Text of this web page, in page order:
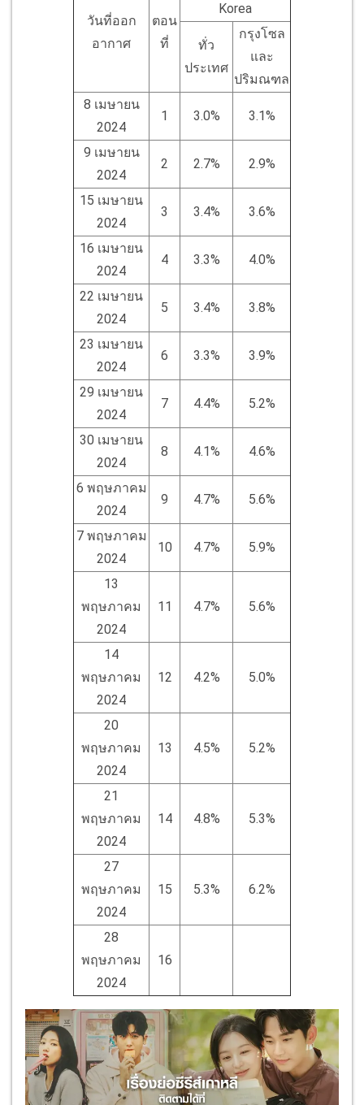
วันที่ออก
อากาศ
ตอน
ที่
Korea
ทั่ว
ประเทศ
กรุงโซล
และ
ปริมณฑล
8 เมษายน
2024
1 3.0% 3.1%
9 เมษายน
2024
2 2.7% 2.9%
15 เมษายน
2024
3 3.4% 3.6%
16 เมษายน
2024
4 3.3% 4.0%
22 เมษายน
2024
5 3.4% 3.8%
23 เมษายน
2024
6 3.3% 3.9%
29 เมษายน
2024
7 4.4% 5.2%
30 เมษายน
2024
8 4.1% 4.6%
6 พฤษภาคม
2024
9 4.7% 5.6%
7 พฤษภาคม
2024
10 4.7% 5.9%
13
พฤษภาคม
2024
11 4.7% 5.6%
14
พฤษภาคม
2024
12 4.2% 5.0%
20
พฤษภาคม
2024
13 4.5% 5.2%
21
พฤษภาคม
2024
14 4.8% 5.3%
27
พฤษภาคม
2024
15 5.3% 6.2%
28
พฤษภาคม
2024
16